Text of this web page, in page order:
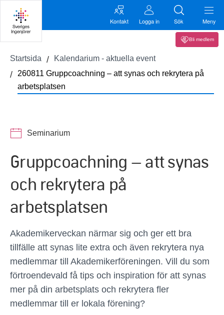
Kontakt Logga in Sök Meny
Bli medlem
Startsida
Kalendarium - aktuella event
260811 Gruppcoachning – att synas och rekrytera på
arbetsplatsen
Seminarium
Gruppcoachning – att synas
och rekrytera på
arbetsplatsen
Akademikerveckan närmar sig och ger ett bra
tillfälle att synas lite extra och även rekrytera nya
medlemmar till Akademikerföreningen. Vill du som
förtroendevald få tips och inspiration för att synas
mer på din arbetsplats och rekrytera fler
medlemmar till er lokala förening?